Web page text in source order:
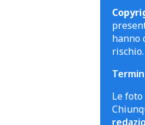
hanno
rischio.
Le